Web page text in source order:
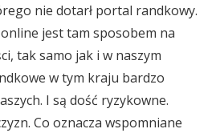
nie dotarł portal randkowy.
jest tam sposobem na
tak samo jak i w naszym
w tym kraju bardzo
I są dość ryzykowne.
Co oznacza wspomniane